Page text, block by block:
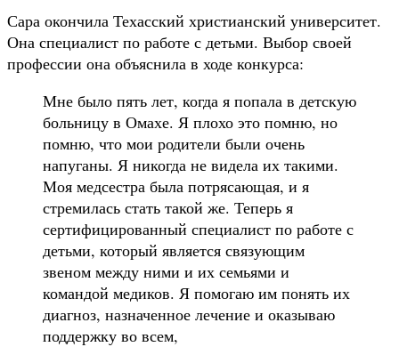
Сара окончила Техасский христианский университет.
Она специалист по работе с детьми. Выбор своей
профессии она объяснила в ходе конкурса:
Мне было пять лет, когда я попала в детскую
больницу в Омахе. Я плохо это помню, но
помню, что мои родители были очень
напуганы. Я никогда не видела их такими.
Моя медсестра была потрясающая, и я
стремилась стать такой же. Теперь я
сертифицированный специалист по работе с
детьми, который является связующим
звеном между ними и их семьями и
командой медиков. Я помогаю им понять их
диагноз, назначенное лечение и оказываю
поддержку во всем,